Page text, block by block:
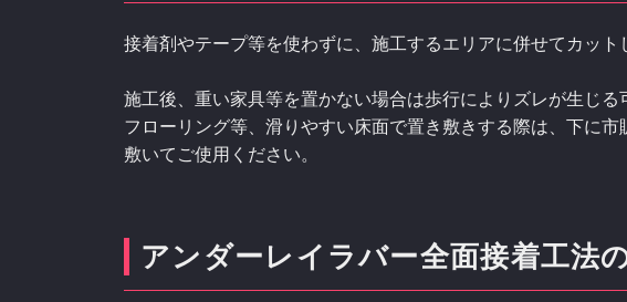
接着剤やテープ等を使わずに、施工するエリアに併せてカット
施工後、重い家具等を置かない場合は歩行によりズレが生じる
フローリング等、滑りやすい床面で置き敷きする際は、下に市
敷いてご使用ください。
アンダーレイラバー全面接着工法